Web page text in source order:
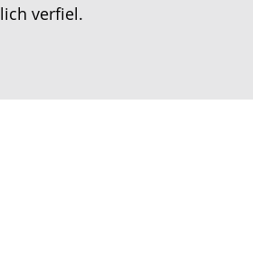
verfiel.